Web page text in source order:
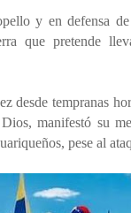
y en defensa
que pretende
desde tempranas
manifestó su
pese al